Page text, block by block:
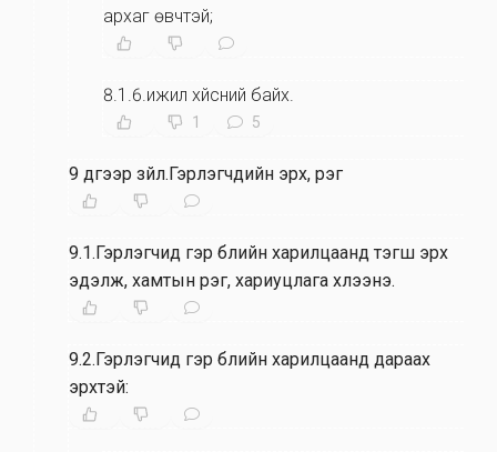
архаг өвчтэй;
8.1.6.ижил хүйсний байх.
1 5
9 дүгээр зүйл.Гэрлэгчдийн эрх, үүрэг
9.1.Гэрлэгчид гэр бүлийн харилцаанд тэгш эрх
эдэлж, хамтын үүрэг, хариуцлага хүлээнэ.
9.2.Гэрлэгчид гэр бүлийн харилцаанд дараах
эрхтэй: